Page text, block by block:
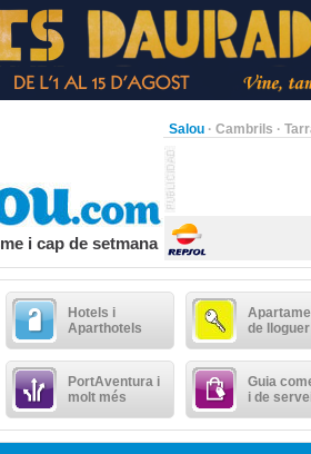
Salou · Cambrils ·
i cap de setmana
Hotels i
Aparthotels
de lloguer
PortAventura i
molt més
Guia
i de